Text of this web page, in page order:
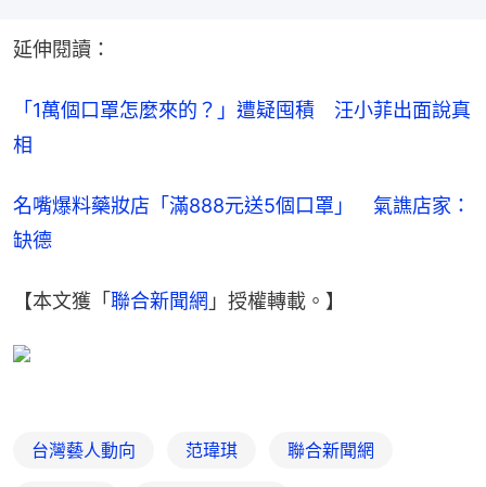
延伸閱讀：
「1萬個口罩怎麼來的？」遭疑囤積　汪小菲出面說真
相
名嘴爆料藥妝店「滿888元送5個口罩」　氣譙店家：
缺德
【本文獲「 聯合新聞網 」授權轉載。】
台灣藝人動向 范瑋琪 聯合新聞網